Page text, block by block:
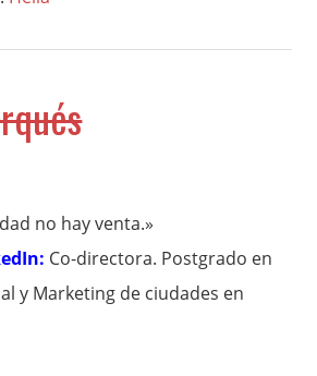
no hay venta.»
Co-directora. Postgrado en
y Marketing de ciudades en